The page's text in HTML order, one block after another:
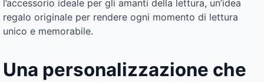
l’accessorio ideale per gli amanti della lettura, un’idea
regalo originale per rendere ogni momento di lettura
unico e memorabile.
Una personalizzazione che